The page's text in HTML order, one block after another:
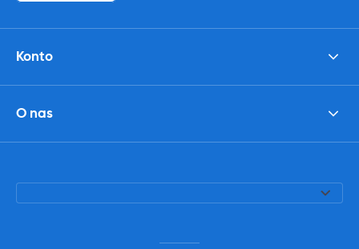
Konto
O nas